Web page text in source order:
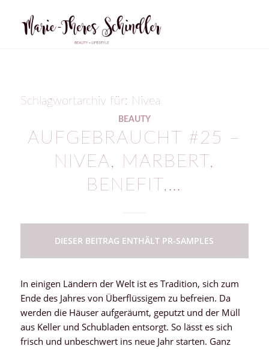
Schlagwortarchiv für: Nivea
BEAUTY
AUFGEBRAUCHT #25 –
NIVEA, MARBERT,
BENEFIT,…
DIESER BEITRAG ENTHÄLT PR-SAMPLES
In einigen Ländern der Welt ist es Tradition, sich zum
Ende des Jahres von Überflüssigem zu befreien. Da
werden die Häuser aufgeräumt, geputzt und der Müll
aus Keller und Schubladen entsorgt. So lässt es sich
frisch und unbeschwert ins neue Jahr starten. Ganz